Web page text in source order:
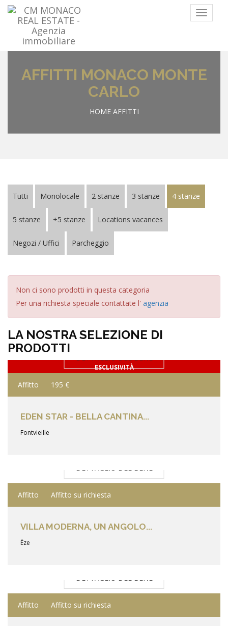
Menu
AFFITTI MONACO MONTE
CARLO
HOME AFFITTI
Tutti Monolocale 2 stanze 3 stanze 4 stanze
5 stanze +5 stanze Locations vacances
Negozi / Uffici Parcheggio
Non ci sono prodotti in questa categoria
Per una richiesta speciale contattate l' agenzia
LA NOSTRA SELEZIONE DI
PRODOTTI
ESCLUSIVITÀ
DETTAGLIO DEL BENE
Affitto 195 €
EDEN STAR - BELLA CANTINA...
Fontvieille
DETTAGLIO DEL BENE
Affitto Affitto su richiesta
VILLA MODERNA, UN ANGOLO...
Èze
DETTAGLIO DEL BENE
Affitto Affitto su richiesta